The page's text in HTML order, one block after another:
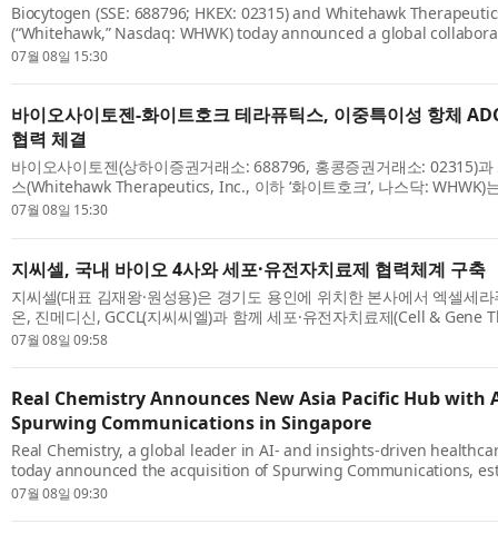
Biocytogen (SSE: 688796; HKEX: 02315) and Whitehawk
(“Whitehawk,” Nasdaq: WHWK) today announced a global
bispecific antibody-drug conjugates (BsADC). Biocytogen will
07월 08일 15:30
바이오사이토젠-화이트호크 테라퓨틱스, 이중특이성 항체
협력 체결
바이오사이토젠(상하이증권거래소: 688796, 홍콩증권거래소: 02315)
스(Whitehawk Therapeutics, Inc., 이하 ‘화이트호크’, 나스닥: WHWK)
물 접합체(Bispecific Antibody-Drug Conjugates, BsADC) 개발을 위한
07월 08일 15:30
지씨셀, 국내 바이오 4사와 세포·유전자치료제 협력체계 구축
지씨셀(대표 김재왕·원성용)은 경기도 용인에 위치한 본사에서 엑셀세
온, 진메디신, GCCL(지씨씨엘)과 함께 세포·유전자치료제(Cell & Gene
협력 생태계 조성을 위한 ‘CGT Value Chain Alliance’ 업무협약(MOU)
07월 08일 09:58
Real Chemistry Announces New Asia Pacific Hub with
Spurwing Communications in Singapore
Real Chemistry, a global leader in AI- and insights-driven
today announced the acquisition of Spurwing Communications,
company’s first Asia Pacific (APAC) strategic hub in Singapore.
07월 08일 09:30